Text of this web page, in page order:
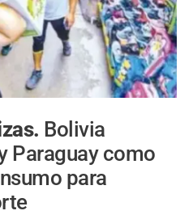
Bolivia
Paraguay como
para